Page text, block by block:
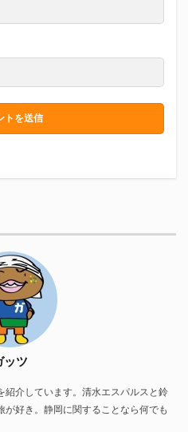
ッツ
介しています。清水エスパルスと鈴
好き。静岡に関することなら何でも